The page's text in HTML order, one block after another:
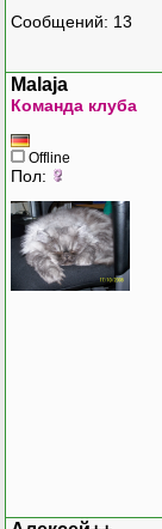
Сообщений: 13
Malaja
Команда клуба
Offline
Пол: